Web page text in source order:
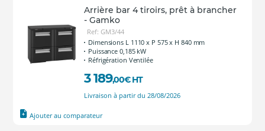
Arrière bar 4 tiroirs, prêt à brancher
- Gamko
Ref: GM3/44
Dimensions L 1110 x P 575 x H 840 mm
Puissance 0,185 kW
Réfrigération Ventilée
3 189,00€ HT
Livraison à partir du 28/08/2026
Ajouter au comparateur